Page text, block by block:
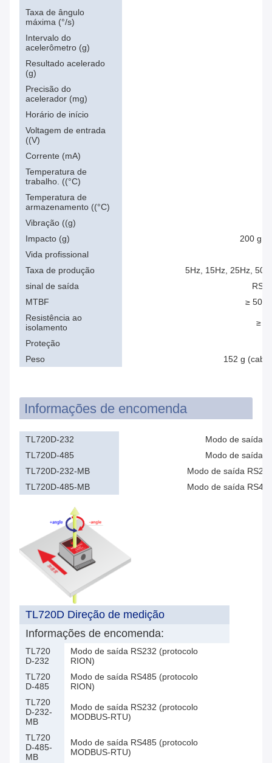
Taxa de ângulo
máxima (°/s)
Intervalo do
acelerômetro (g)
Resultado acelerado
(g)
Precisão do
acelerador (mg)
Horário de início
Voltagem de entrada
((V)
Corrente (mA)
Temperatura de
trabalho. ((°C)
Temperatura de
armazenamento ((°C)
Vibração ((g)
Impacto (g)
200 g
Vida profissional
Taxa de produção
5Hz, 15Hz, 25Hz,
sinal de saída
MTBF
≥
Resistência ao
isolamento
≥
Proteção
Peso
152 g
Informações de encomenda
TL720D-232
Modo de saída
TL720D-485
Modo de saída
TL720D-232-MB
Modo de saída
TL720D-485-MB
Modo de saída
TL720D Direção de medição
Informações de encomenda:
TL720
D-232
Modo de saída RS232 (protocolo
RION)
TL720
D-485
Modo de saída RS485 (protocolo
RION)
TL720
D-232-
MB
Modo de saída RS232 (protocolo
MODBUS-RTU)
TL720
D-485-
MB
Modo de saída RS485 (protocolo
MODBUS-RTU)